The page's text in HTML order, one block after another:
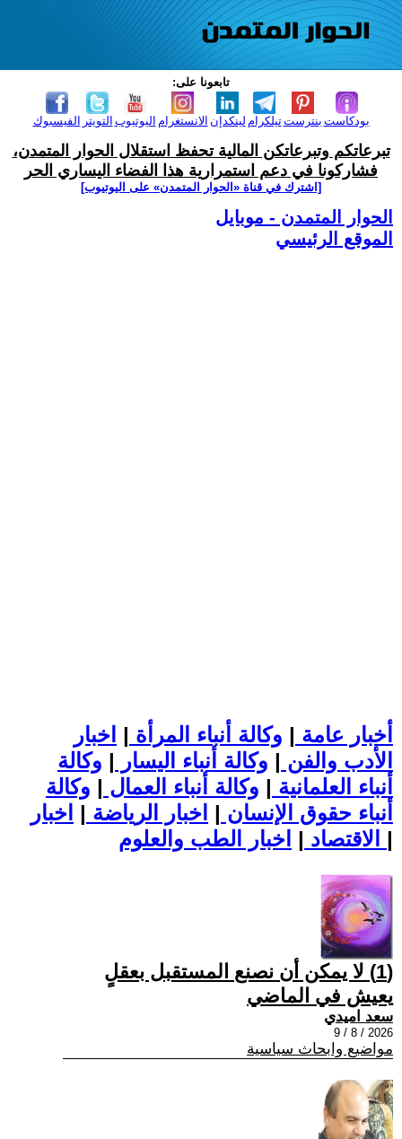
تابعونا على:
الفيسبوك التويتر اليوتيوب الانستغرام لينكدإن تيلكرامبنترست بودكاست
تبرعاتكم وتبرعاتكن المالية تحفظ استقلال الحوار المتمدن،
فشاركونا في دعم استمرارية هذا الفضاء اليساري الحر
[اشترك في قناة ‫«الحوار المتمدن» على اليوتيوب]
الحوار المتمدن - موبايل
الموقع الرئيسي
أخبار عامة | وكالة أنباء المرأة | اخبار
الأدب والفن | وكالة أنباء اليسار | وكالة
أنباء العلمانية | وكالة أنباء العمال | وكالة
أنباء حقوق الإنسان | اخبار الرياضة | اخبار
الاقتصاد | |
(1) لا يمكن أن نصنع المستقبل بعقلٍ
يعيش في الماضي
سعد اميدي
2026 / 8 / 9
مواضيع وابحاث سياسية